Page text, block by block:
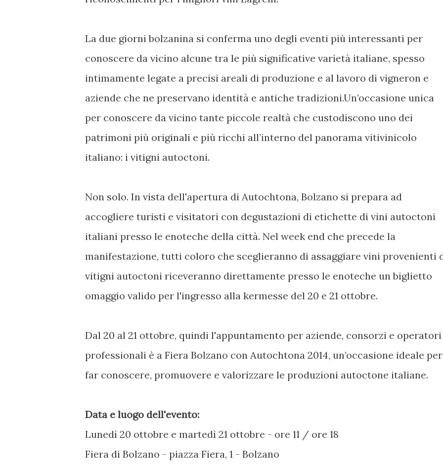
La due giorni bolzanina si conferma uno degli eventi più interessanti per
conoscere da vicino alcune tra le più significative varietà italiane, spesso
intimamente legate a precisi areali di produzione e al lavoro di vigneron e
aziende che ne preservano identità e antiche tradizioni.Un’occasione unica
per conoscere da vicino tante piccole realtà che custodiscono uno dei
patrimoni più originali e più ricchi all’interno del panorama vitivinicolo
italiano: i vitigni autoctoni.
Non solo. In vista dell'apertura di Autochtona, Bolzano si prepara ad
accogliere turisti e visitatori con degustazioni di etichette di vini autoctoni
italiani presso le enoteche della città. Nel week end che precede la
manifestazione, tutti coloro che sceglieranno di assaggiare vini provenienti
vitigni autoctoni riceveranno direttamente presso le enoteche un biglietto
omaggio valido per l'ingresso alla kermesse del 20 e 21 ottobre.
Dal 20 al 21 ottobre, quindi l'appuntamento per aziende, consorzi e operatori
professionali è a Fiera Bolzano con Autochtona 2014, un’occasione ideale per
far conoscere, promuovere e valorizzare le produzioni autoctone italiane.
Data e luogo dell'evento:
Lunedì 20 ottobre e martedì 21 ottobre - ore 11 / ore 18
Fiera di Bolzano - piazza Fiera, 1 - Bolzano